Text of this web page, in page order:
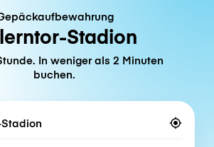
Stadion
In weniger als 2 Minuten
buchen.